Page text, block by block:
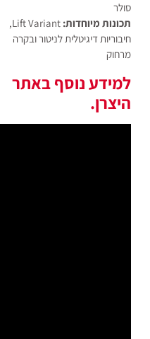
סולר
תכונות מיוחדות:
Lift Variant,
חיבוריות דיגיטלית לניטור ובקרה
מרחוק
למידע נוסף באתר
היצרן.